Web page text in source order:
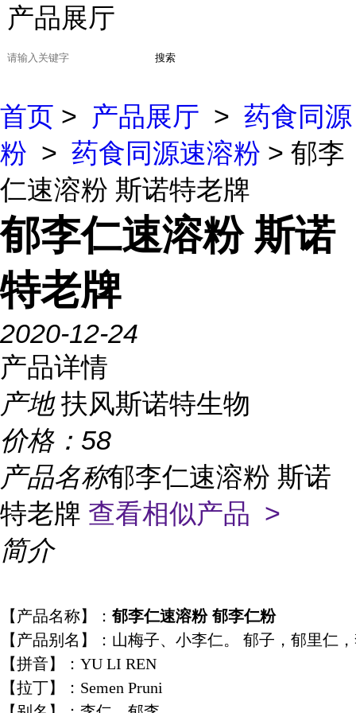
产品展厅
搜索
首页 > 产品展厅 > 药食同源
粉 > 药食同源速溶粉 > 郁李
仁速溶粉 斯诺特老牌
郁李仁速溶粉 斯诺
特老牌
2020-12-24
产品详情
产地 扶风斯诺特生物
价格： 58
产品名称郁李仁速溶粉 斯诺
特老牌 查看相似产品 >
简介
【产品名称】： 郁李仁速溶粉 郁李仁粉
【产品别名】：山梅子、小李仁。 郁子，郁里仁
【拼音】：YU LI REN
【拉丁】：Semen Pruni